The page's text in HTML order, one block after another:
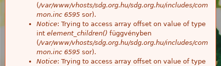
(/var/www/vhosts/sdg.org.hu/sdg.org.hu/includes/com
mon.inc 6595 sor).
Notice: Trying to access array offset on value of type
int element_children() függvényben
(/var/www/vhosts/sdg.org.hu/sdg.org.hu/includes/com
mon.inc 6595 sor).
Notice: Trying to access array offset on value of type